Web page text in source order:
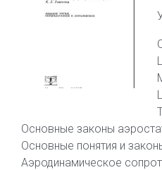
Основные законы
Основные понятия и
Аэродинамическое